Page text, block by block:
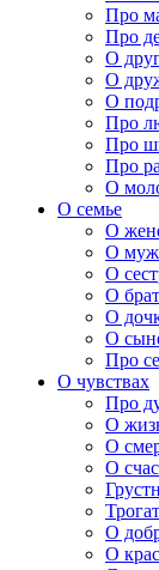
Про
Про
О
О
О
Про
Про
Про
О
О семье
О
О
О
О
О
О
Про
О чувствах
Про
О
О
О
О
О